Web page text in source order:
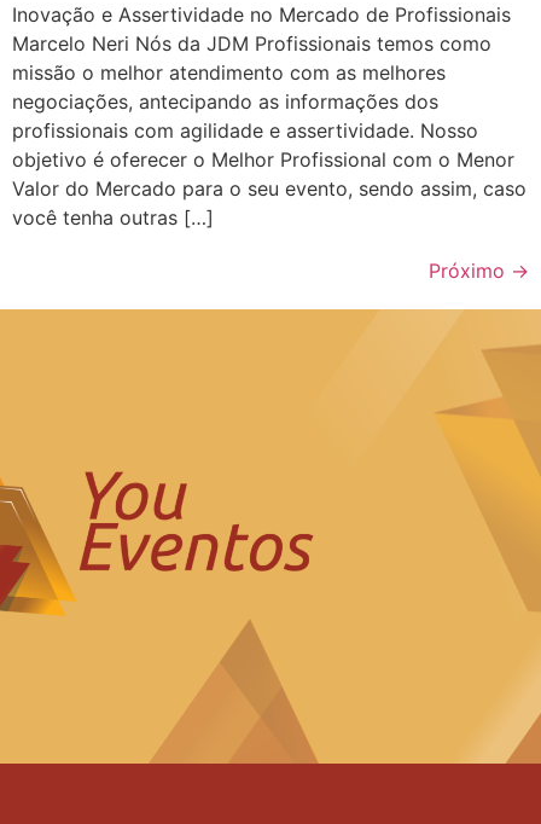
Inovação e Assertividade no Mercado de Profissionais
Marcelo Neri Nós da JDM Profissionais temos como
missão o melhor atendimento com as melhores
negociações, antecipando as informações dos
profissionais com agilidade e assertividade. Nosso
objetivo é oferecer o Melhor Profissional com o Menor
Valor do Mercado para o seu evento, sendo assim, caso
você tenha outras […]
Próximo →